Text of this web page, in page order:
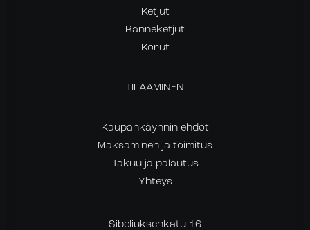
Ketjut
Ranneketjut
Korut
TILAAMINEN
Kaupankäynnin ehdot
Maksaminen ja toimitus
Takuu ja palautus
Yhteys
Sibeliuksenkatu 16